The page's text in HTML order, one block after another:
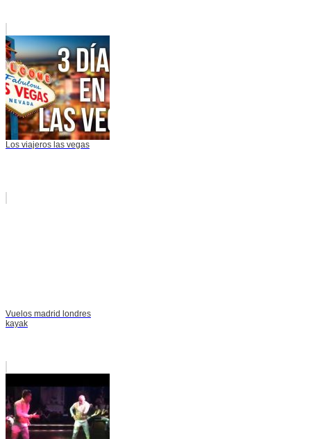
Los viajeros las vegas
Vuelos madrid londres
kayak